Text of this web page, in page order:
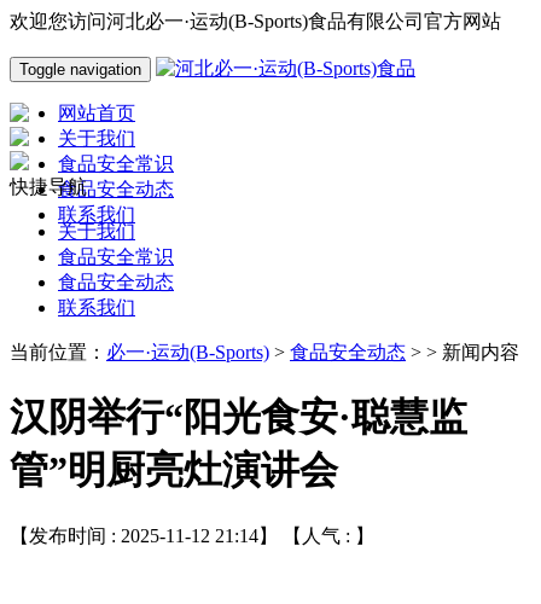
欢迎您访问河北必一·运动(B-Sports)食品有限公司官方网站
Toggle navigation
网站首页
关于我们
食品安全常识
食品安全动态
联系我们
快捷导航
关于我们
食品安全常识
食品安全动态
联系我们
当前位置： 必一·运动(B-Sports) > 食品安全动态 > > 新闻内容
汉阴举行“阳光食安·聪慧监
管”明厨亮灶演讲会
【发布时间 : 2025-11-12 21:14】 【人气 : 】